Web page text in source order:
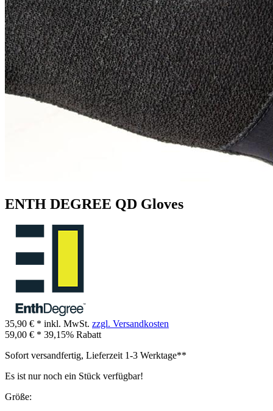
ENTH DEGREE QD Gloves
35,90 € * inkl. MwSt. zzgl. Versandkosten
59,00 € * 39,15% Rabatt
Sofort versandfertig, Lieferzeit 1-3 Werktage**
Es ist nur noch ein Stück verfügbar!
Größe: